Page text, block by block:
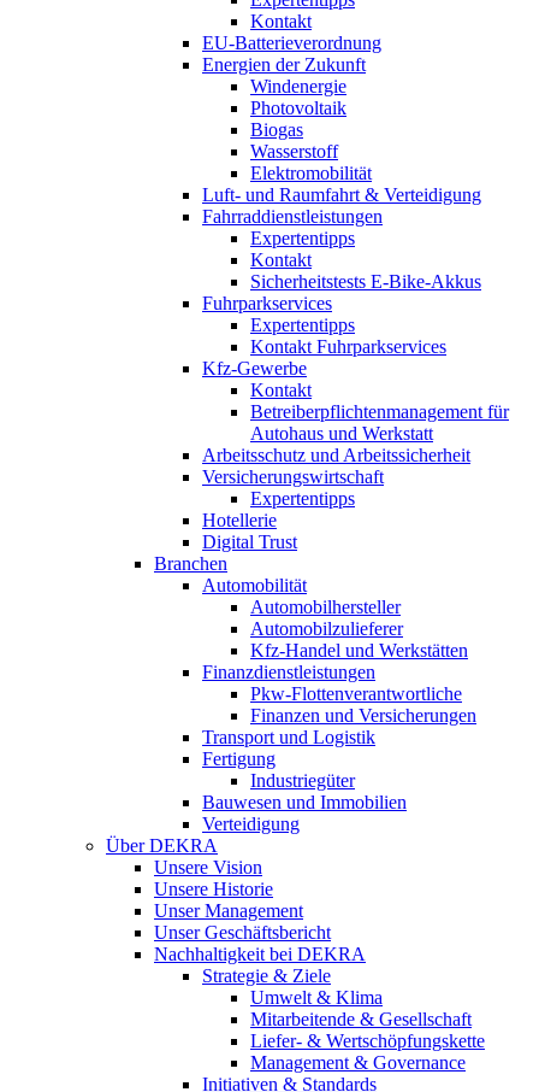
Kontakt
EU-Batterieverordnung
Energien der Zukunft
Windenergie
Photovoltaik
Biogas
Wasserstoff
Elektromobilität
Luft- und Raumfahrt & Verteidigung
Fahrraddienstleistungen
Expertentipps
Kontakt
Sicherheitstests E-Bike-Akkus
Fuhrparkservices
Expertentipps
Kontakt Fuhrparkservices
Kfz-Gewerbe
Kontakt
Betreiberpflichtenmanagement für
Autohaus und Werkstatt
Arbeitsschutz und Arbeitssicherheit
Versicherungswirtschaft
Expertentipps
Hotellerie
Digital Trust
Branchen
Automobilität
Automobilhersteller
Automobilzulieferer
Kfz-Handel und Werkstätten
Finanzdienstleistungen
Pkw‑Flottenverantwortliche
Finanzen und Versicherungen
Transport und Logistik
Fertigung
Industriegüter
Bauwesen und Immobilien
Verteidigung
Über DEKRA
Unsere Vision
Unsere Historie
Unser Management
Unser Geschäftsbericht
Nachhaltigkeit bei DEKRA
Strategie & Ziele
Umwelt & Klima
Mitarbeitende & Gesellschaft
Liefer- & Wertschöpfungskette
Management & Governance
Initiativen & Standards